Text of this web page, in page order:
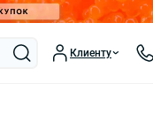
Клиенту